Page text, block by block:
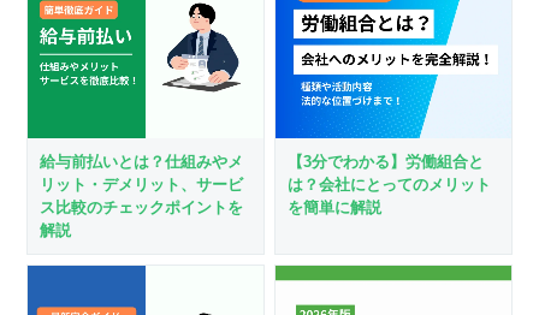
給与前払いとは？仕組みやメ
リット・デメリット、サービ
ス比較のチェックポイントを
解説
【3分でわかる】労働組合と
は？会社にとってのメリット
を簡単に解説